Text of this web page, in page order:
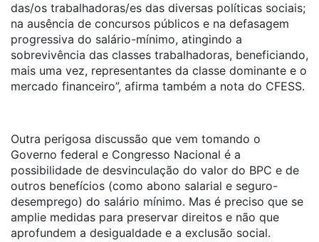
das/os trabalhadoras/es das diversas políticas sociais;
na ausência de concursos públicos e na defasagem
progressiva do salário-mínimo, atingindo a
sobrevivência das classes trabalhadoras, beneficiando,
mais uma vez, representantes da classe dominante e o
mercado financeiro”, afirma também a nota do CFESS.
Outra perigosa discussão que vem tomando o
Governo federal e Congresso Nacional é a
possibilidade de desvinculação do valor do BPC e de
outros benefícios (como abono salarial e seguro-
desemprego) do salário mínimo. Mas é preciso que se
amplie medidas para preservar direitos e não que
aprofundem a desigualdade e a exclusão social.